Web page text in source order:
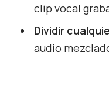
clip vocal
Dividir
audio